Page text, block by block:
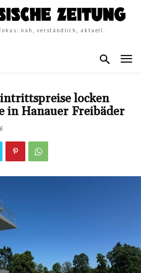
nah, verständlich, aktuell.
locken
in Hanauer Freibäder